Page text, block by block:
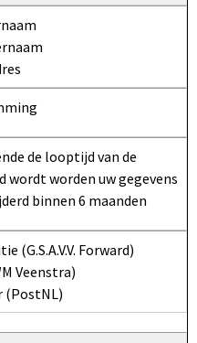
de looptijd van de
wordt worden uw gegevens
binnen 6 maanden
(G.S.A.V.V. Forward)
Veenstra)
(PostNL)